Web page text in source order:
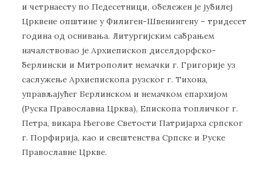
и четрнаесту по Педесетници, обележен је јубилеј
Црквене општине у Филиген-Швенингену – тридесет
година од оснивања. Литургијским сабрањем
началствовао је Архиепископ диселдорфско-
берлински и Митрополит немачки г. Григорије уз
саслужење Архиепископа рузског г. Тихона,
управљајућег Берлинском и немачком епархијом
(Руска Православна Црква), Епископа топличког г.
Петра, викара Његове Светости Патријарха српског
г. Порфирија, као и свештенства Српске и Руске
Православне Цркве.